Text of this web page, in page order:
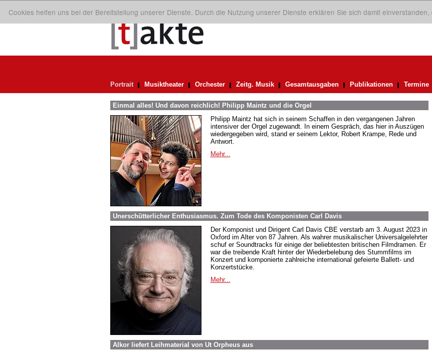
Cookies helfen uns bei der Bereitstellung unserer Dienste. Durch die Nutzung unserer Dienste erklären Sie sich damit
Portrait Musiktheater Orchester Zeitg. Musik Gesamtausgaben Publikationen Termine
Einmal alles! Und davon reichlich! Philipp Maintz und die Orgel
Philipp Maintz hat sich in seinem Schaffen in den vergangenen Jahren
intensiver der Orgel zugewandt. In einem Gespräch, das hier in Auszügen
wiedergegeben wird, stand er seinem Lektor, Robert Krampe, Rede und
Antwort.
Mehr...
Unerschütterlicher Enthusiasmus. Zum Tode des Komponisten Carl Davis
Der Komponist und Dirigent Carl Davis CBE verstarb am 3. August 2023 in
Oxford im Alter von 87 Jahren. Als wahrer musikalischer Universalgelehrter
schuf er Soundtracks für einige der beliebtesten britischen Filmdramen. Er
war die treibende Kraft hinter der Wiederbelebung des Stummfilms im
Konzert und komponierte zahlreiche international gefeierte Ballett- und
Konzertstücke.
Mehr...
Alkor liefert Leihmaterial von Ut Orpheus aus